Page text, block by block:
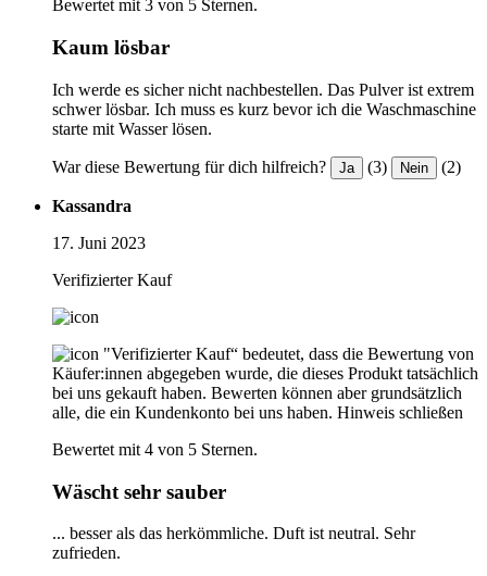
Bewertet mit 3 von 5 Sternen.
Kaum lösbar
Ich werde es sicher nicht nachbestellen. Das Pulver ist extrem
schwer lösbar. Ich muss es kurz bevor ich die Waschmaschine
starte mit Wasser lösen.
War diese Bewertung für dich hilfreich? Ja (3) Nein (2)
Kassandra
17. Juni 2023
Verifizierter Kauf
"Verifizierter Kauf“ bedeutet, dass die Bewertung von
Käufer:innen abgegeben wurde, die dieses Produkt tatsächlich
bei uns gekauft haben. Bewerten können aber grundsätzlich
alle, die ein Kundenkonto bei uns haben. Hinweis schließen
Bewertet mit 4 von 5 Sternen.
Wäscht sehr sauber
... besser als das herkömmliche. Duft ist neutral. Sehr
zufrieden.